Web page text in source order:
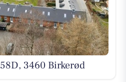
3460 Birkerød